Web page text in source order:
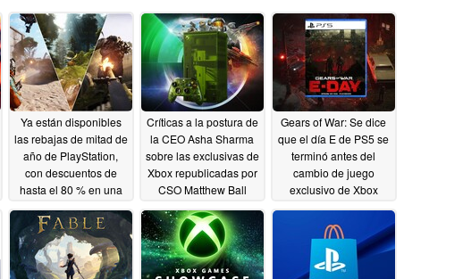
Ya están disponibles
las rebajas de mitad de
año de PlayStation,
con descuentos de
hasta el 80 % en una
06/13/2026
Críticas a la postura de
la CEO Asha Sharma
sobre las exclusivas de
Xbox republicadas por
CSO Matthew Ball
06/11/2026
Gears of War: Se dice
que el día E de PS5 se
terminó antes del
cambio de juego
exclusivo de Xbox
06/08/2026